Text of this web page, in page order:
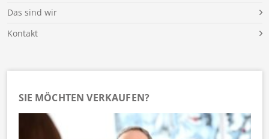
Das sind wir
Kontakt
SIE MÖCHTEN VERKAUFEN?